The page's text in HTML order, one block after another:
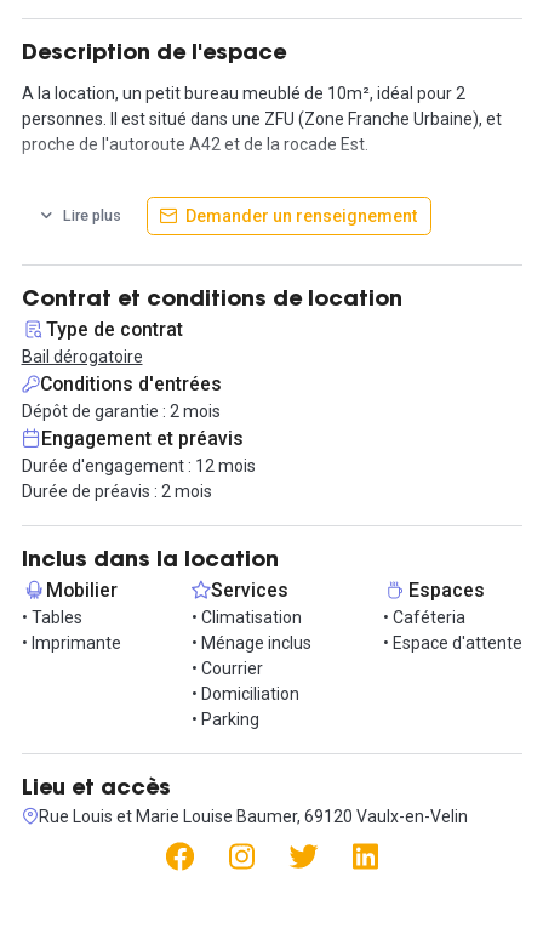
Description de l'espace
A la location, un petit bureau meublé de 10m², idéal pour 2
personnes. Il est situé dans une ZFU (Zone Franche Urbaine), et
proche de l'autoroute A42 et de la rocade Est.
Dans le loyer est inclus :
- La connexion internet
- La climatisation
- La réception de votre courrier
- La domiciliation de votre entreprise
- Le ménage des espaces communs
Il est possible de louer également des places de parking (non
couvertes).
Lire plus Demander un renseignement
Contrat et conditions de location
Type de contrat
Bail dérogatoire
Conditions d'entrées
Dépôt de garantie : 2 mois
Engagement et préavis
Durée d'engagement : 12 mois
Durée de préavis : 2 mois
Inclus dans la location
Mobilier
• Tables
• Imprimante
Services
• Climatisation
• Ménage inclus
• Courrier
• Domiciliation
• Parking
Espaces
• Caféteria
• Espace d'attente
Lieu et accès
Rue Louis et Marie Louise Baumer, 69120 Vaulx-en-Velin